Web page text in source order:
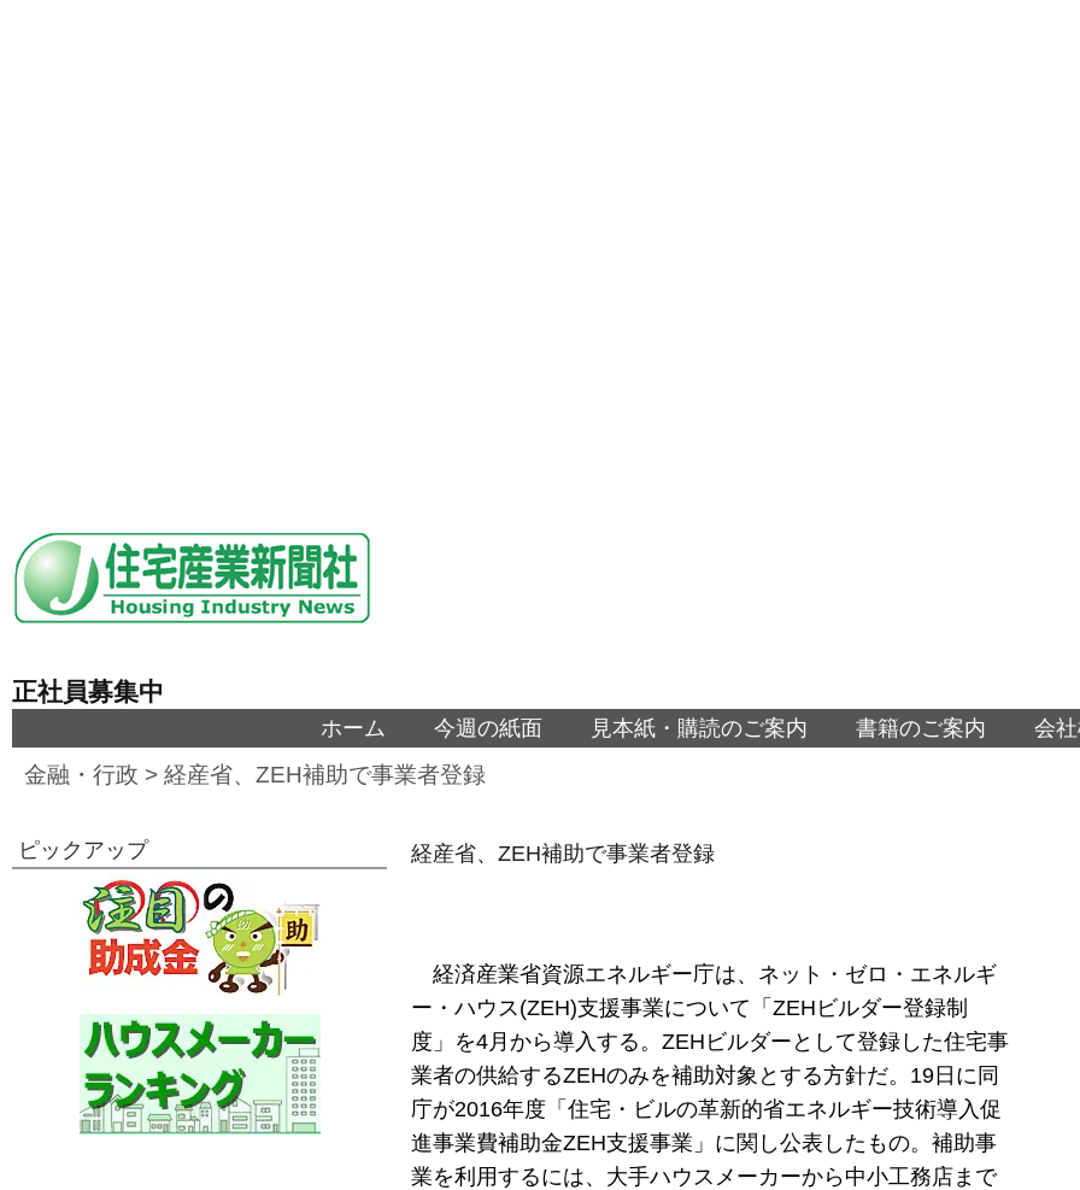
正社員募集中
ホーム 今週の紙面 見本紙・購読のご案内 書籍のご案内 会
金融・行政 > 経産省、ZEH補助で事業者登録
経産省、ZEH補助で事業者登録
経済産業省資源エネルギー庁は、ネット・ゼロ・エネルギ
ー・ハウス(ZEH)支援事業について「ZEHビルダー登録制
度」を4月から導入する。ZEHビルダーとして登録した住宅事
業者の供給するZEHのみを補助対象とする方針だ。19日に同
庁が2016年度「住宅・ビルの革新的省エネルギー技術導入促
進事業費補助金ZEH支援事業」に関し公表したもの。補助事
業を利用するには、大手ハウスメーカーから中小工務店まで
ピックアップ